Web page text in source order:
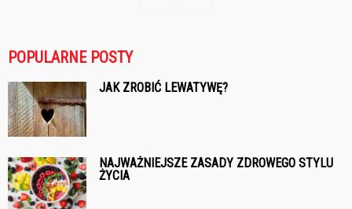
POPULARNE POSTY
JAK ZROBIĆ LEWATYWĘ?
NAJWAŻNIEJSZE ZASADY ZDROWEGO STYLU
ŻYCIA